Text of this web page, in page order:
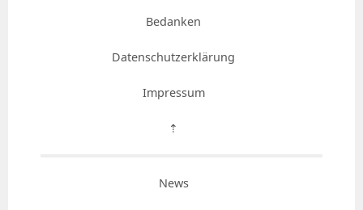
Bedanken
Datenschutzerklärung
Impressum
⇡
News